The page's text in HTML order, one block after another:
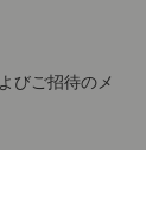
びご招待のメ